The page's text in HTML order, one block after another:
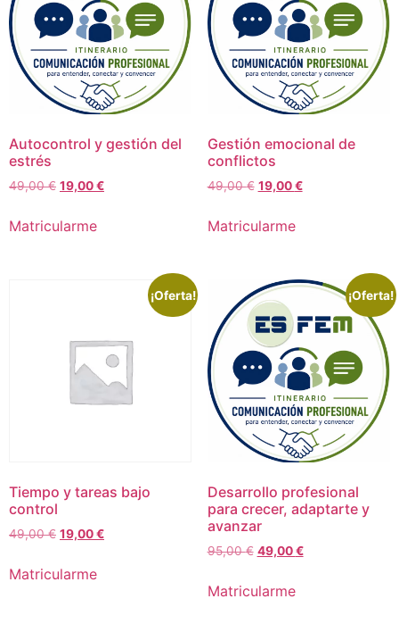
Autocontrol y gestión del
estrés
49,00€ El
original
19,00€El
Matricularme
Gestión emocional de
conflictos
49,00€ El
original
19,00€El
Matricularme
¡Oferta!
Tiempo y tareas bajo
control
49,00€ El
original
19,00€El
Matricularme
¡Oferta!
Desarrollo profesional
para crecer, adaptarte y
avanzar
95,00€ El
original
49,00€El
Matricularme